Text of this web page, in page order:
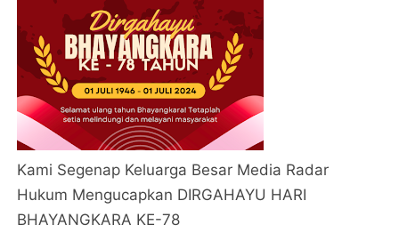
Kami Segenap Keluarga Besar Media Radar
Hukum Mengucapkan DIRGAHAYU HARI
BHAYANGKARA KE-78